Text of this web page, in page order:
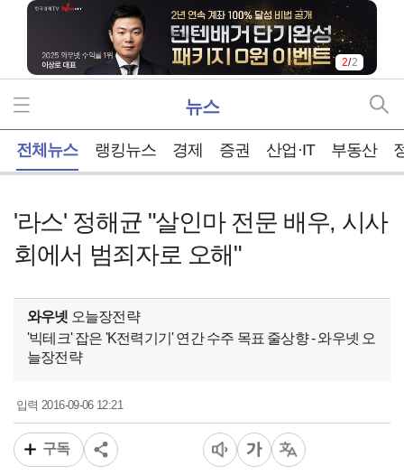
2/2
뉴스
전체뉴스 랭킹뉴스 경제 증권 산업·IT 부동산
'라스' 정해균 "살인마 전문 배우, 시사
회에서 범죄자로 오해"
와우넷 오늘장전략
'빅테크' 잡은 'K전력기기' 연간 수주 목표 줄상향 - 와우넷 오
늘장전략
입력 2016-09-06 12:21
구독